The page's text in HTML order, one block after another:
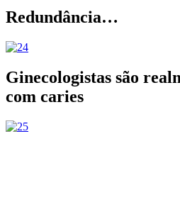
Redundância…
Ginecologistas são
com caries